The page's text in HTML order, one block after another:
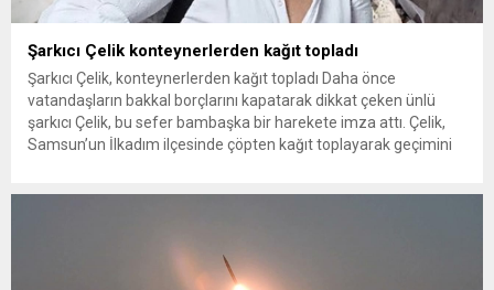
Şarkıcı Çelik konteynerlerden kağıt topladı
Şarkıcı Çelik, konteynerlerden kağıt topladı Daha önce
vatandaşların bakkal borçlarını kapatarak dikkat çeken ünlü
şarkıcı Çelik, bu sefer bambaşka bir harekete imza attı. Çelik,
Samsun’un İlkadım ilçesinde çöpten kağıt toplayarak geçimini